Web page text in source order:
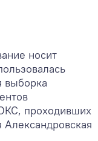
носит
выборка
проходивших